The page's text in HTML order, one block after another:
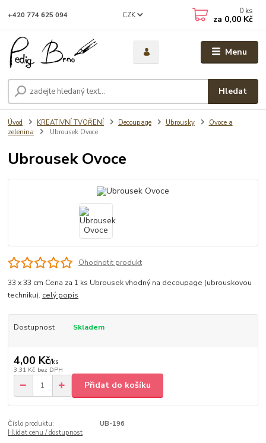
Menu
CZK
Hledat
+420 774 625 094 0 ks
za 0,00 Kč
Úvod KREATIVNÍ TVOŘENÍ Decoupage Ubrousky
Ovoce a
zelenina
Ubrousek Ovoce
Ubrousek Ovoce
Ohodnotit produkt
33 x 33 cm Cena za 1 ks Ubrousek vhodný na decoupage (ubrouskovou
techniku). celý popis
Dostupnost Skladem
4,00 Kč/ks
3,31 Kč bez DPH
Přidat do košíku
Číslo produktu:
UB-196
Hlídat cenu / dostupnost